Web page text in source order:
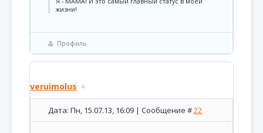
жизни!
Профиль
veruimolus
Дата: Пн, 15.07.13, 16:09 | Сообщение #22